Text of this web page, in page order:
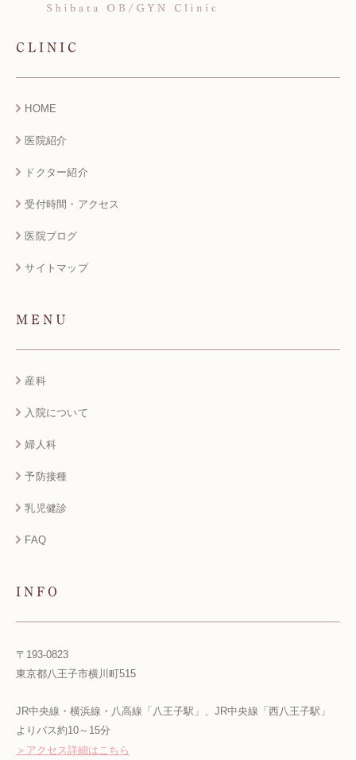
CLINIC
HOME
医院紹介
ドクター紹介
受付時間・アクセス
医院ブログ
サイトマップ
MENU
産科
入院について
婦人科
予防接種
乳児健診
FAQ
INFO
〒193-0823
東京都八王子市横川町515
JR中央線・横浜線・八高線「八王子駅」、JR中央線「西八王子駅」
よりバス約10～15分
＞アクセス詳細はこちら